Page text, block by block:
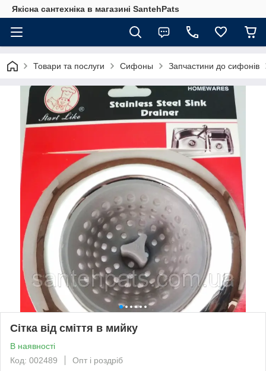
Якісна сантехніка в магазині SantehPats
Товари та послуги Сифоны Запчастини до сифонів
Сітка від сміття в мийку
В наявності
Код: 002489
Опт і роздріб